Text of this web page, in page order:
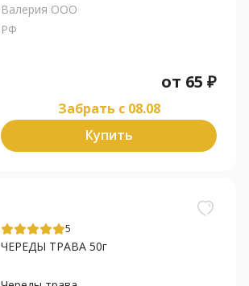
Валерия ООО
РФ
от 65 ₽
Забрать c 08.08
Купить
5
ЧЕРЕДЫ ТРАВА 50г